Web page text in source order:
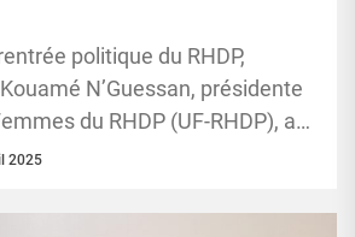
politique du RHDP,
N’Guessan, présidente
du RHDP (UF-RHDP), a
2025